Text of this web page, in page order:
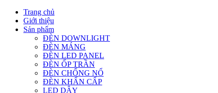
Trang chủ
Giới thiệu
Sản phẩm
ĐÈN DOWNLIGHT
ĐÈN MÁNG
ĐÈN LED PANEL
ĐÈN ỐP TRẦN
ĐÈN CHỐNG NỔ
ĐÈN KHẨN CẤP
LED DÂY